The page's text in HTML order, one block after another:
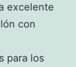
excelente
con
para los